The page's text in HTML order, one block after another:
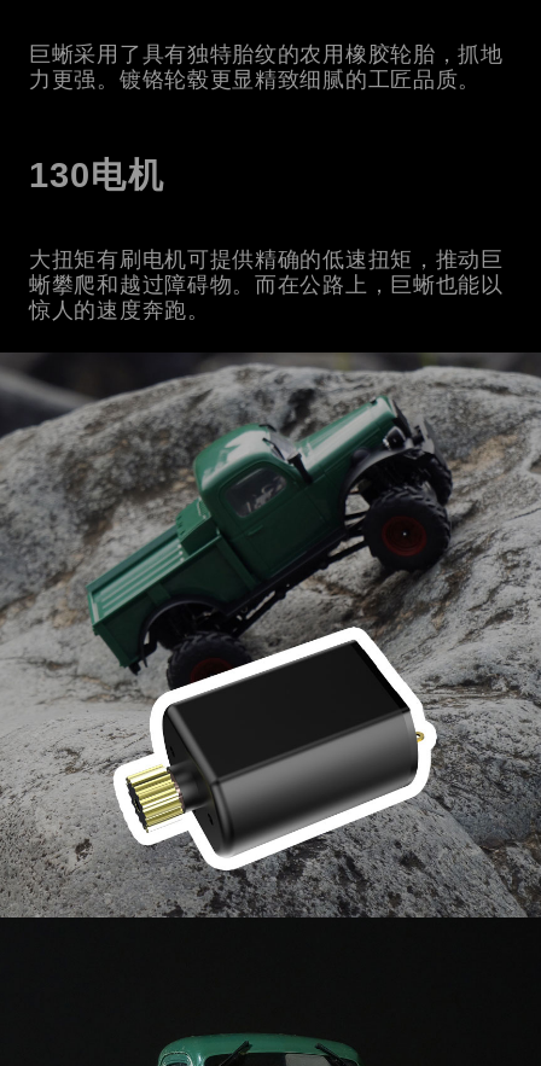
巨蜥采用了具有独特胎纹的农用橡胶轮胎，抓地
力更强。镀铬轮毂更显精致细腻的工匠品质。
130电机
大扭矩有刷电机可提供精确的低速扭矩，推动巨
蜥攀爬和越过障碍物。而在公路上，巨蜥也能以
惊人的速度奔跑。